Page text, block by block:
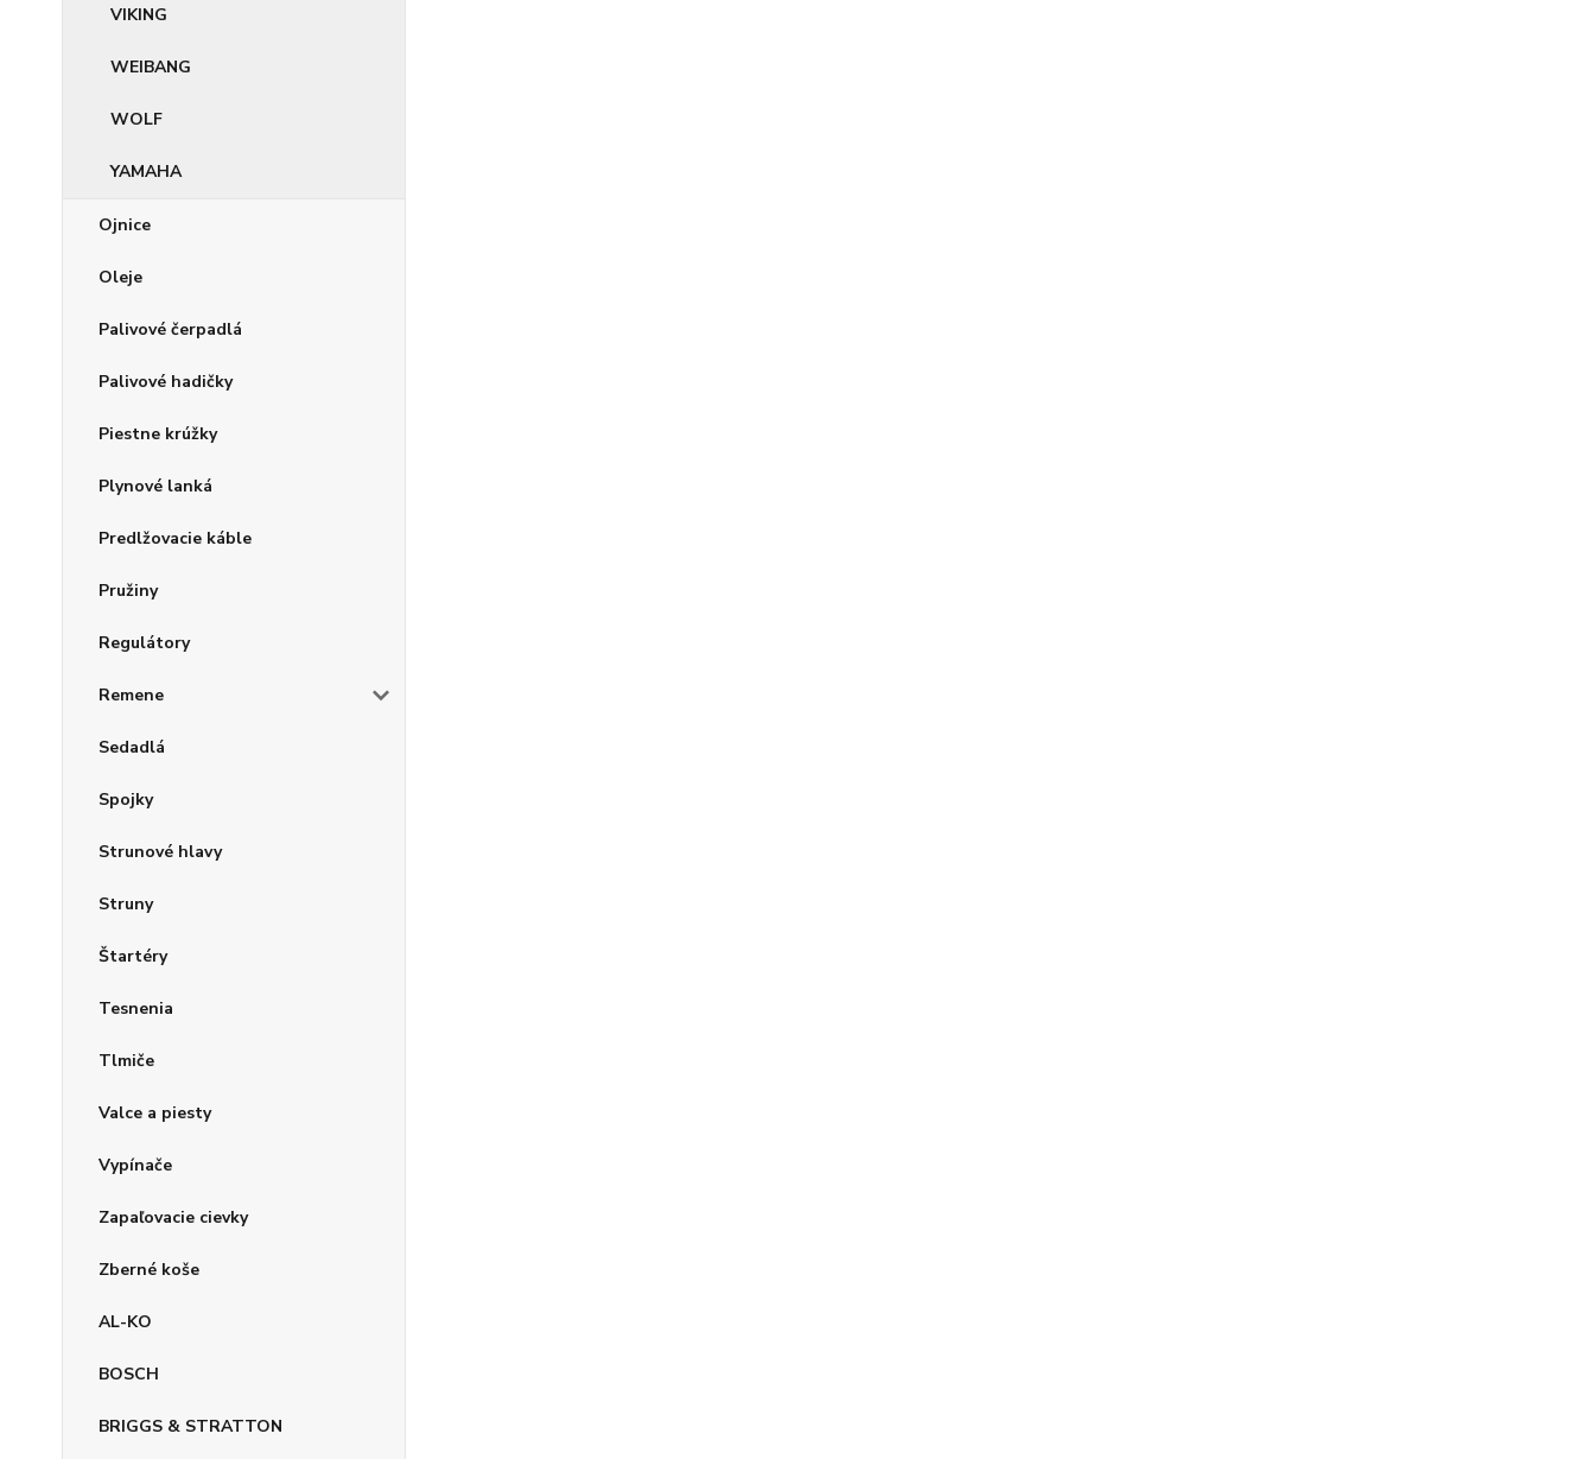
VIKING
WEIBANG
WOLF
YAMAHA
Ojnice
Oleje
Palivové čerpadlá
Palivové hadičky
Piestne krúžky
Plynové lanká
Predlžovacie káble
Pružiny
Regulátory
Remene
Sedadlá
Spojky
Strunové hlavy
Struny
Štartéry
Tesnenia
Tlmiče
Valce a piesty
Vypínače
Zapaľovacie cievky
Zberné koše
AL-KO
BOSCH
BRIGGS & STRATTON